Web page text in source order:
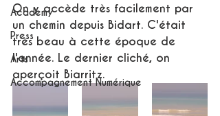
Academy
Press
Arts
Accompagnement Numérique
On y accède très facilement par
un chemin depuis Bidart. C'était
très beau à cette époque de
l'année. Le dernier cliché, on
aperçoit Biarritz.